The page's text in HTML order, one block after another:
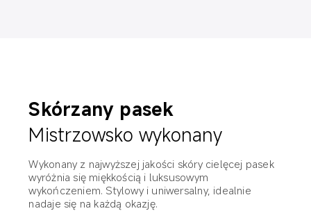
Skórzany pasek
Mistrzowsko wykonany
Wykonany z najwyższej jakości skóry cielęcej pasek
wyróżnia się miękkością i luksusowym
wykończeniem. Stylowy i uniwersalny, idealnie
nadaje się na każdą okazję.